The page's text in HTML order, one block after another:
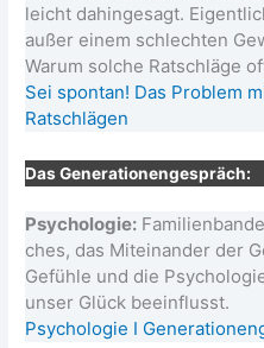
leicht dahin­ge­sagt.
außer einem schlech­ten
War­um sol­che Rat­schlä­ge
Sei spon­tan! Das Pro­blem
Ratschlägen
Das Gene­ra­tio­nen­ge­spräch:
Psy­cho­lo­gie:
ches, das Mit­ein­an­der der
Gefüh­le und die
unser Glück beein­flusst.
Psy­cho­lo­gie I